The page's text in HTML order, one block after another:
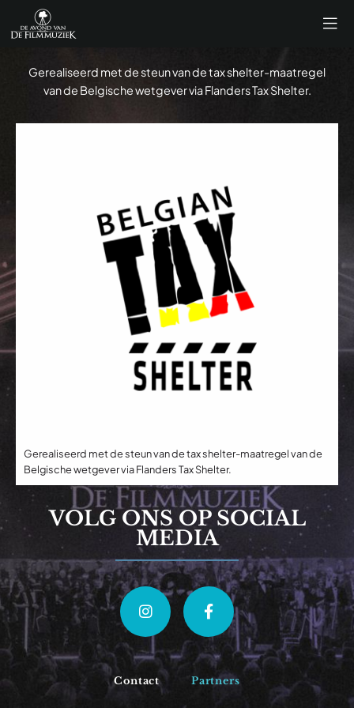
Gerealiseerd met de steun van de tax shelter-maatregel
van de Belgische wetgever via Flanders Tax Shelter.
Gerealiseerd met de steun van de tax shelter-maatregel van de
Belgische wetgever via Flanders Tax Shelter.
VOLG ONS OP SOCIAL
MEDIA
Contact Partners